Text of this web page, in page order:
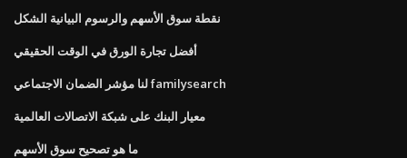
نقطة سوق الأسهم والرسوم البيانية الشكل
أفضل تجارة الورق في الوقت الحقيقي
لنا مؤشر الضمان الاجتماعي familysearch
معيار البنك على شبكة الاتصالات العالمية
ما هو تصحيح سوق الأسهم